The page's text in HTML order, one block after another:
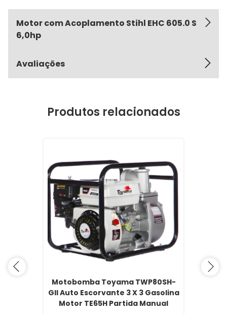
Motor com Acoplamento Stihl EHC 605.0 S
6,0hp
Avaliações
Produtos relacionados
Motobomba Toyama TWP80SH-
GII Auto Escorvante 3 X 3 Gasolina
Motor TE65H Partida Manual